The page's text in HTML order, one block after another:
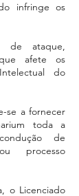
infringe os
de ataque,
afete os
do
se a fornecer
toda a
de
processo
o Licenciado